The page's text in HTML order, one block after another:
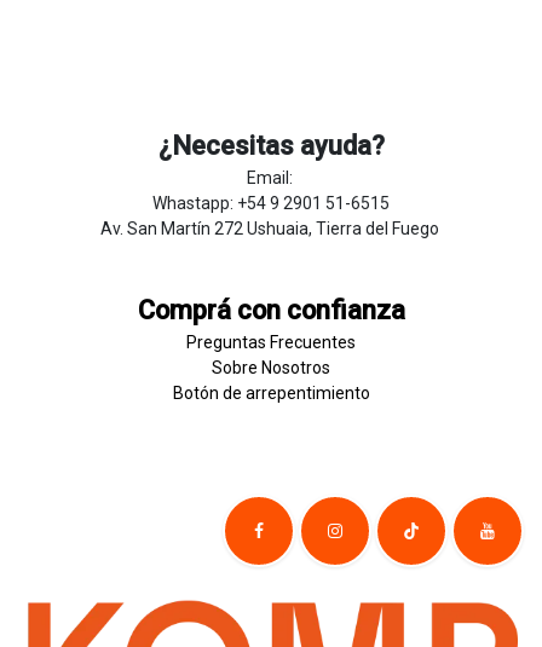
¿Necesitas ayuda?
Email:
Whastapp: +54 9 2901 51-6515
Av. San Martín 272 Ushuaia, Tierra del Fuego
Comprá con confianza
Preguntas Frecuentes
Sobre Nosotros
Botón de ​arrepentim​​​iento